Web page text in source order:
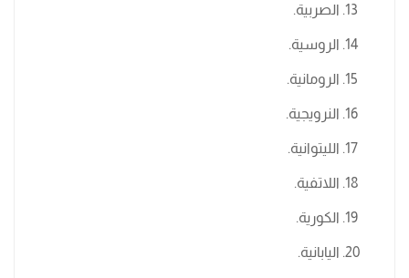
الصربية.
الروسية.
الرومانية.
النرويجية.
الليتوانية.
اللاتفية.
الكورية.
اليابانية.